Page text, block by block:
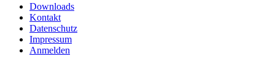
Downloads
Kontakt
Datenschutz
Impressum
Anmelden